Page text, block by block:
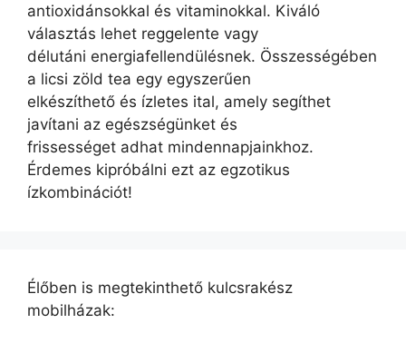
antioxidánsokkal és vitaminokkal. Kiváló
választás lehet reggelente vagy
délutáni energiafellendülésnek. Összességében
a licsi zöld tea egy egyszerűen
elkészíthető és ízletes ital, amely segíthet
javítani az egészségünket és
frissességet adhat mindennapjainkhoz.
Érdemes kipróbálni ezt az egzotikus
ízkombinációt!
Élőben is megtekinthető kulcsrakész
mobilházak: